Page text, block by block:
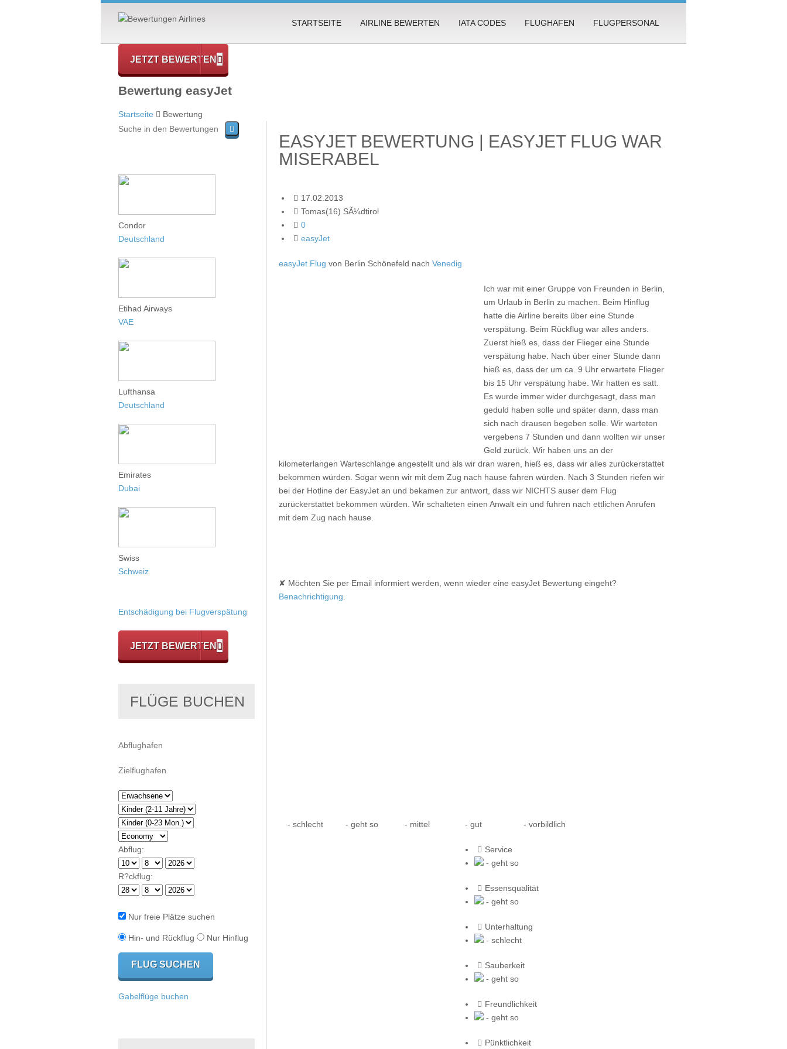
STARTSEITE AIRLINE BEWERTEN IATA CODES FLUGHAFEN FLUGPERSONAL
JETZT BEWERTEN
Bewertung easyJet
Startseite Bewertung
EASYJET BEWERTUNG | EASYJET FLUG WAR
MISERABEL
17.02.2013
Tomas(16) SÃ¼dtirol
0
easyJet
easyJet Flug von Berlin Schönefeld nachVenedig
Ich war mit einer Gruppe von Freunden in Berlin,
um Urlaub in Berlin zu machen. Beim Hinflug
hatte die Airline bereits über eine Stunde
verspätung. Beim Rückflug war alles anders.
Zuerst hieß es, dass der Flieger eine Stunde
verspätung habe. Nach über einer Stunde dann
hieß es, dass der um ca. 9 Uhr erwartete Flieger
bis 15 Uhr verspätung habe. Wir hatten es satt.
Es wurde immer wider durchgesagt, dass man
geduld haben solle und später dann, dass man
sich nach drausen begeben solle. Wir warteten
vergebens 7 Stunden und dann wollten wir unser
Geld zurück. Wir haben uns an der
kilometerlangen Warteschlange angestellt und als wir dran waren, hieß es, dass wir alles zurückerstattet
bekommen würden. Sogar wenn wir mit dem Zug nach hause fahren würden. Nach 3 Stunden riefen wir
bei der Hotline der EasyJet an und bekamen zur antwort, dass wir NICHTS auser dem Flug
zurückerstattet bekommen würden. Wir schalteten einen Anwalt ein und fuhren nach ettlichen Anrufen
mit dem Zug nach hause.
✘ Möchten Sie per Email informiert werden, wenn wieder eine easyJet Bewertung eingeht?
Benachrichtigung
- schlecht - geht so - mittel - gut - vorbildlich
Service
- geht so
Essensqualität
- geht so
Unterhaltung
- schlecht
Sauberkeit
- geht so
Freundlichkeit
- geht so
Pünktlichkeit
Condor
Deutschland
Etihad Airways
VAE
Lufthansa
Deutschland
Emirates
Dubai
Swiss
Schweiz
Entschädigung bei Flugverspätung
JETZT BEWERTEN
FLÜGE BUCHEN
Abflug:
R?ckflug:
Nur freie Plätze suchen
Hin- und Rückflug Nur Hinflug
Gabelflüge buchen